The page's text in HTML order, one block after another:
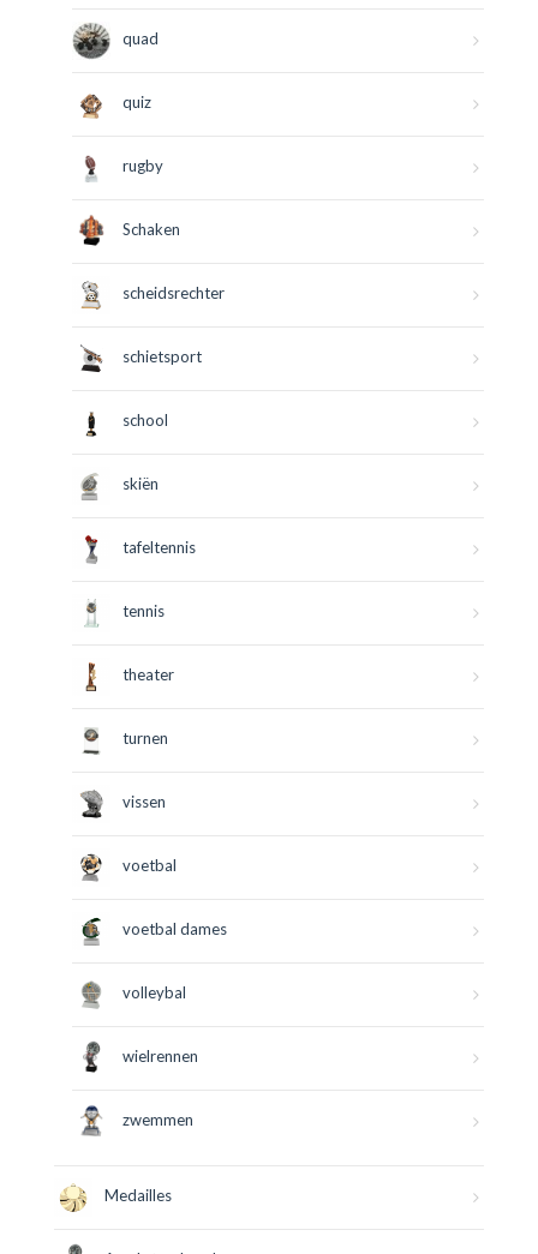
quad
quiz
rugby
Schaken
scheidsrechter
schietsport
school
skiën
tafeltennis
tennis
theater
turnen
vissen
voetbal
voetbal dames
volleybal
wielrennen
zwemmen
Medailles